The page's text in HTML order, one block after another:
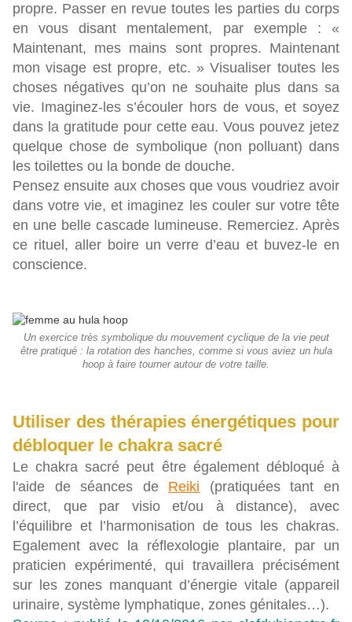
propre. Passer en revue toutes les parties du corps
en vous disant mentalement, par exemple : «
Maintenant, mes mains sont propres. Maintenant
mon visage est propre, etc. » Visualiser toutes les
choses négatives qu’on ne souhaite plus dans sa
vie. Imaginez-les s’écouler hors de vous, et soyez
dans la gratitude pour cette eau. Vous pouvez jetez
quelque chose de symbolique (non polluant) dans
les toilettes ou la bonde de douche.
Pensez ensuite aux choses que vous voudriez avoir
dans votre vie, et imaginez les couler sur votre tête
en une belle cascade lumineuse. Remerciez. Après
ce rituel, aller boire un verre d’eau et buvez-le en
conscience.
Un exercice très symbolique du mouvement cyclique de la vie peut
être pratiqué : la rotation des hanches, comme si vous aviez un hula
hoop à faire tourner autour de votre taille.
Utiliser des thérapies énergétiques pour
débloquer le chakra sacré
Le chakra sacré peut être également débloqué à
l'aide de séances de Reiki (pratiquées tant en
direct, que par visio et/ou à distance), avec
l’équilibre et l’harmonisation de tous les chakras.
Egalement avec la réflexologie plantaire, par un
praticien expérimenté, qui travaillera précisément
sur les zones manquant d’énergie vitale (appareil
urinaire, système lymphatique, zones génitales…).